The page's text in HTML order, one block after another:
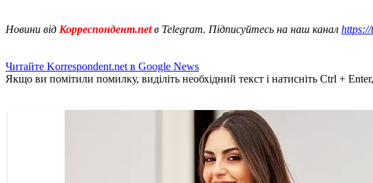
Новини від Корреспондент.netв Telegram. Підписуйтесь на наш канал https://
Читайте Korrespondent.net в Google News
Якщо ви помітили помилку, виділіть необхідний текст і натисніть Ctrl +